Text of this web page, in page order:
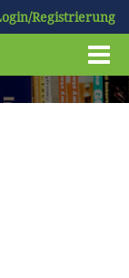
Registrierung